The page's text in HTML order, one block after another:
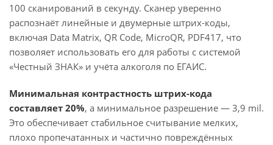
100 сканирований в секунду. Сканер уверенно
распознаёт линейные и двумерные штрих-коды,
включая Data Matrix, QR Code, MicroQR, PDF417, что
позволяет использовать его для работы с системой
«Честный ЗНАК» и учёта алкоголя по ЕГАИС.
Минимальная контрастность штрих-кода
составляет 20%, а минимальное разрешение — 3,9 mil.
Это обеспечивает стабильное считывание мелких,
плохо пропечатанных и частично повреждённых